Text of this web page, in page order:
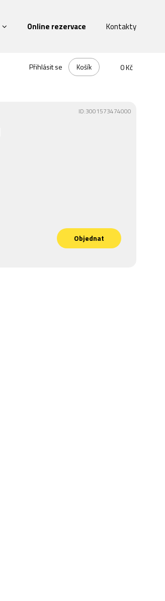
Online rezervace Kontakty
0 Kč
Košík
Přihlásit se
ID:3001573474000
Objednat